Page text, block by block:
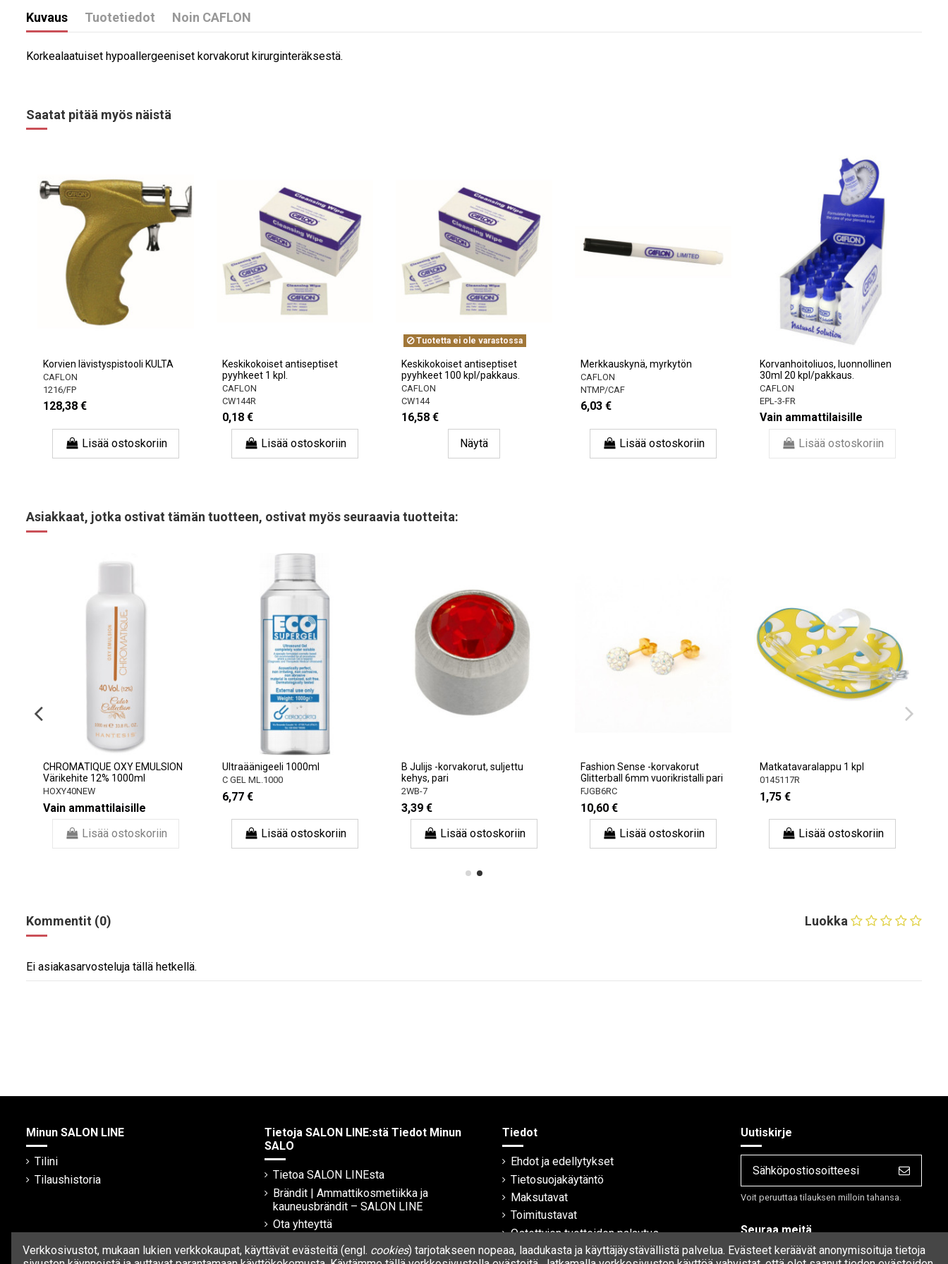
Kuvaus Tuotetiedot Noin CAFLON
Korkealaatuiset hypoallergeeniset korvakorut kirurginteräksestä.
Saatat pitää myös näistä
Korvien lävistyspistooli KULTA
CAFLON
1216/FP
128,38 €
Lisää ostoskoriin
Keskikokoiset antiseptiset
pyyhkeet 1 kpl.
CAFLON
CW144R
0,18 €
Lisää ostoskoriin
Tuotetta ei ole varastossa
Keskikokoiset antiseptiset
pyyhkeet 100 kpl/pakkaus.
CAFLON
CW144
16,58 €
Näytä
Merkkauskynä, myrkytön
CAFLON
NTMP/CAF
6,03 €
Lisää ostoskoriin
Korvanhoitoliuos, luonnollinen
30ml 20 kpl/pakkaus.
CAFLON
EPL-3-FR
Vain ammattilaisille
Lisää ostoskoriin
Asiakkaat, jotka ostivat tämän tuotteen, ostivat myös seuraavia tuotteita:
CHROMATIQUE OXY EMULSION
Värikehite 12% 1000ml
HOXY40NEW
Vain ammattilaisille
Lisää ostoskoriin
Ultraäänigeeli 1000ml
C GEL ML.1000
6,77 €
Lisää ostoskoriin
B Julijs -korvakorut, suljettu
kehys, pari
2WB-7
3,39 €
Lisää ostoskoriin
Fashion Sense -korvakorut
Glitterball 6mm vuorikristalli pari
FJGB6RC
10,60 €
Lisää ostoskoriin
Matkatavaralappu 1 kpl
0145117R
1,75 €
Lisää ostoskoriin
Luokka
Kommentit (0)
Ei asiakasarvosteluja tällä hetkellä.
Minun SALON LINE
Tilini
Tilaushistoria
Tietoja SALON LINE:stä Tiedot Minun
SALO
Tietoa SALON LINEsta
Brändit | Ammattikosmetiikka ja
kauneusbrändit – SALON LINE
Ota yhteyttä
Tiedot
Ehdot ja edellytykset
Tietosuojakäytäntö
Maksutavat
Toimitustavat
Ostettujen tuotteiden palautus
Takuu
Uutiskirje
Voit peruuttaa tilauksen milloin tahansa.
Seuraa meitä
Verkkosivustot, mukaan lukien verkkokaupat, käyttävät evästeitä (engl. cookies) tarjotakseen nopeaa, laadukasta ja käyttäjäystävällistä palvelua. Evästeet keräävät anonymisoituja tietoja